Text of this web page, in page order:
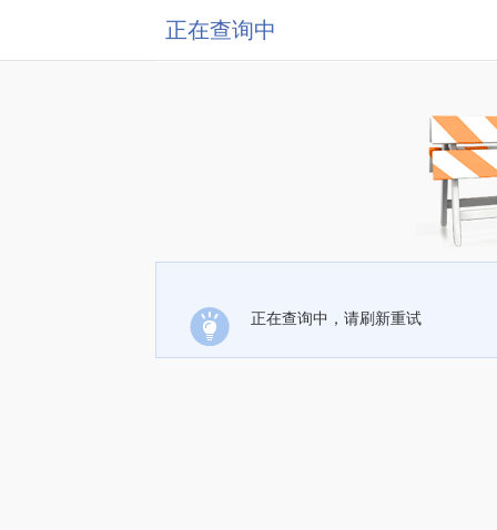
正在查询中
正在查询中，请刷新重试